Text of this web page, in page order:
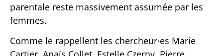
parentale reste massivement assumée par les
femmes.
Comme le rappellent les chercheur·es Marie